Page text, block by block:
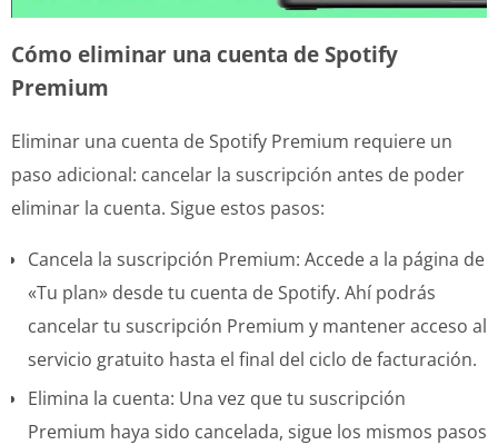
Cómo eliminar una cuenta de Spotify
Premium
Eliminar una cuenta de Spotify Premium requiere un
paso adicional: cancelar la suscripción antes de poder
eliminar la cuenta. Sigue estos pasos:
Cancela la suscripción Premium: Accede a la página de
«Tu plan» desde tu cuenta de Spotify. Ahí podrás
cancelar tu suscripción Premium y mantener acceso al
servicio gratuito hasta el final del ciclo de facturación.
Elimina la cuenta: Una vez que tu suscripción
Premium haya sido cancelada, sigue los mismos pasos